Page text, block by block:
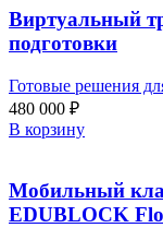
Виртуальный
подготовки
Готовые решения
480 000 ₽
В корзину
Мобильный
EDUBLOCK